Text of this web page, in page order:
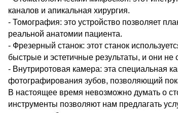
каналов и апикальная хирургия.
- Томография: это устройство позволяет
реальной анатомии пациента.
- Фрезерный станок: этот станок
быстрые и эстетичные результаты, и они не
- Внутриротовая камера: эта специальная
фотографирования зубов, позволяющий
В настоящее время невозможно думать о
инструменты позволяют нам предлагать